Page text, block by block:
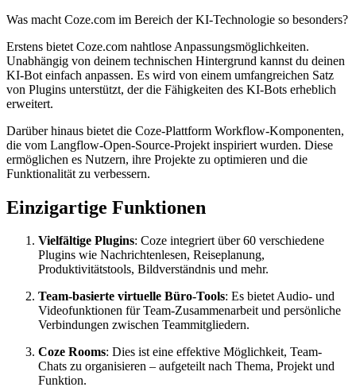
Was macht Coze.com im Bereich der KI-Technologie so besonders?
Erstens bietet Coze.com nahtlose Anpassungsmöglichkeiten.
Unabhängig von deinem technischen Hintergrund kannst du deinen
KI-Bot einfach anpassen. Es wird von einem umfangreichen Satz
von Plugins unterstützt, der die Fähigkeiten des KI-Bots erheblich
erweitert.
Darüber hinaus bietet die Coze-Plattform Workflow-Komponenten,
die vom Langflow-Open-Source-Projekt inspiriert wurden. Diese
ermöglichen es Nutzern, ihre Projekte zu optimieren und die
Funktionalität zu verbessern.
Einzigartige Funktionen
Vielfältige Plugins: Coze integriert über 60 verschiedene
Plugins wie Nachrichtenlesen, Reiseplanung,
Produktivitätstools, Bildverständnis und mehr.
Team-basierte virtuelle Büro-Tools: Es bietet Audio- und
Videofunktionen für Team-Zusammenarbeit und persönliche
Verbindungen zwischen Teammitgliedern.
Coze Rooms: Dies ist eine effektive Möglichkeit, Team-
Chats zu organisieren – aufgeteilt nach Thema, Projekt und
Funktion.